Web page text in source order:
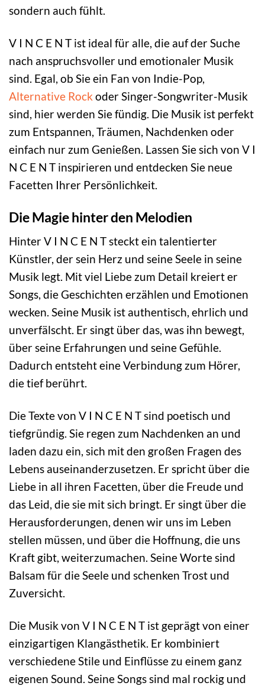
sondern auch fühlt.
V I N C E N T ist ideal für alle, die auf der Suche
nach anspruchsvoller und emotionaler Musik
sind. Egal, ob Sie ein Fan von Indie-Pop,
Alternative Rock oder Singer-Songwriter-Musik
sind, hier werden Sie fündig. Die Musik ist perfekt
zum Entspannen, Träumen, Nachdenken oder
einfach nur zum Genießen. Lassen Sie sich von V I
N C E N T inspirieren und entdecken Sie neue
Facetten Ihrer Persönlichkeit.
Die Magie hinter den Melodien
Hinter V I N C E N T steckt ein talentierter
Künstler, der sein Herz und seine Seele in seine
Musik legt. Mit viel Liebe zum Detail kreiert er
Songs, die Geschichten erzählen und Emotionen
wecken. Seine Musik ist authentisch, ehrlich und
unverfälscht. Er singt über das, was ihn bewegt,
über seine Erfahrungen und seine Gefühle.
Dadurch entsteht eine Verbindung zum Hörer,
die tief berührt.
Die Texte von V I N C E N T sind poetisch und
tiefgründig. Sie regen zum Nachdenken an und
laden dazu ein, sich mit den großen Fragen des
Lebens auseinanderzusetzen. Er spricht über die
Liebe in all ihren Facetten, über die Freude und
das Leid, die sie mit sich bringt. Er singt über die
Herausforderungen, denen wir uns im Leben
stellen müssen, und über die Hoffnung, die uns
Kraft gibt, weiterzumachen. Seine Worte sind
Balsam für die Seele und schenken Trost und
Zuversicht.
Die Musik von V I N C E N T ist geprägt von einer
einzigartigen Klangästhetik. Er kombiniert
verschiedene Stile und Einflüsse zu einem ganz
eigenen Sound. Seine Songs sind mal rockig und